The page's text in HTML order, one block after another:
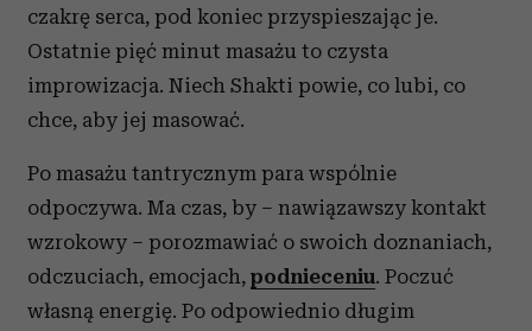
czakrę serca, pod koniec przyspieszając je.
Ostatnie pięć minut masażu to czysta
improwizacja. Niech Shakti powie, co lubi, co
chce, aby jej masować.
Po masażu tantrycznym para wspólnie
odpoczywa. Ma czas, by – nawiązawszy kontakt
wzrokowy – porozmawiać o swoich doznaniach,
odczuciach, emocjach, podnieceniu. Poczuć
własną energię. Po odpowiednio długim